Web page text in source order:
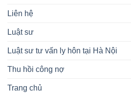
Liên hệ
Luật sư
Luật sư tư vấn ly hôn tại Hà Nội
Thu hồi công nợ
Trang chủ